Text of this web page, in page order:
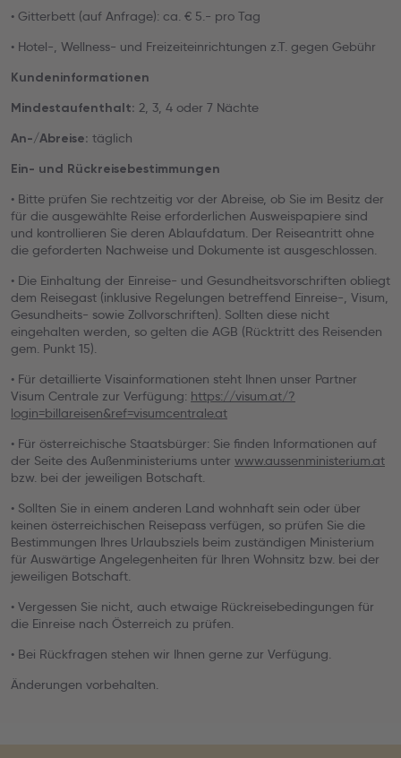
• Gitterbett (auf Anfrage): ca. € 5.- pro Tag
• Hotel-, Wellness- und Freizeiteinrichtungen z.T. gegen Gebühr
Kundeninformationen
Mindestaufenthalt: 2, 3, 4 oder 7 Nächte
An-/Abreise: täglich
Ein- und Rückreisebestimmungen
• Bitte prüfen Sie rechtzeitig vor der Abreise, ob Sie im Besitz der
für die ausgewählte Reise erforderlichen Ausweispapiere sind
und kontrollieren Sie deren Ablaufdatum. Der Reiseantritt ohne
die geforderten Nachweise und Dokumente ist ausgeschlossen.
• Die Einhaltung der Einreise- und Gesundheitsvorschriften obliegt
dem Reisegast (inklusive Regelungen betreffend Einreise-, Visum,
Gesundheits- sowie Zollvorschriften). Sollten diese nicht
eingehalten werden, so gelten die AGB (Rücktritt des Reisenden
gem. Punkt 15).
• Für detaillierte Visainformationen steht Ihnen unser Partner
Visum Centrale zur Verfügung: https://visum.at/?
login=billareisen&ref=visumcentrale.at
• Für österreichische Staatsbürger: Sie finden Informationen auf
der Seite des Außenministeriums unter www.aussenministerium.at
bzw. bei der jeweiligen Botschaft.
• Sollten Sie in einem anderen Land wohnhaft sein oder über
keinen österreichischen Reisepass verfügen, so prüfen Sie die
Bestimmungen Ihres Urlaubsziels beim zuständigen Ministerium
für Auswärtige Angelegenheiten für Ihren Wohnsitz bzw. bei der
jeweiligen Botschaft.
• Vergessen Sie nicht, auch etwaige Rückreisebedingungen für
die Einreise nach Österreich zu prüfen.
• Bei Rückfragen stehen wir Ihnen gerne zur Verfügung.
Änderungen vorbehalten.